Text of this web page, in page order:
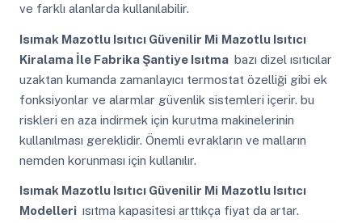
ve farklı alanlarda kullanılabilir.
Isımak Mazotlu Isıtıcı Güvenilir Mi Mazotlu Isıtıcı
Kiralama İle Fabrika Şantiye Isıtma bazı dizel ısıtıcılar
uzaktan kumanda zamanlayıcı termostat özelliği gibi ek
fonksiyonlar ve alarmlar güvenlik sistemleri içerir. bu
riskleri en aza indirmek için kurutma makinelerinin
kullanılması gereklidir. Önemli evrakların ve malların
nemden korunması için kullanılır.
Isımak Mazotlu Isıtıcı Güvenilir Mi Mazotlu Isıtıcı
Modelleri ısıtma kapasitesi arttıkça fiyat da artar.